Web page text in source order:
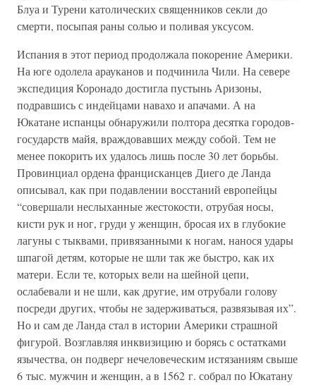
Блуа и Турени католических священников секли до
смерти, посыпая раны солью и поливая уксусом.
Испания в этот период продолжала покорение Америки.
На юге одолела арауканов и подчинила Чили. На севере
экспедиция Коронадо достигла пустынь Аризоны,
подравшись с индейцами навахо и апачами. А на
Юкатане испанцы обнаружили полтора десятка городов-
государств майя, враждовавших между собой. Тем не
менее покорить их удалось лишь после 30 лет борьбы.
Провинциал ордена францисканцев Диего де Ланда
описывал, как при подавлении восстаний европейцы
“совершали неслыханные жестокости, отрубая носы,
кисти рук и ног, груди у женщин, бросая их в глубокие
лагуны с тыквами, привязанными к ногам, нанося удары
шпагой детям, которые не шли так же быстро, как их
матери. Если те, которых вели на шейной цепи,
ослабевали и не шли, как другие, им отрубали голову
посреди других, чтобы не задерживаться, развязывая их”.
Но и сам де Ланда стал в истории Америки страшной
фигурой. Возглавляя инквизицию и борясь с остатками
язычества, он подверг нечеловеческим истязаниям свыше
6 тыс. мужчин и женщин, а в 1562 г. собрал по Юкатану